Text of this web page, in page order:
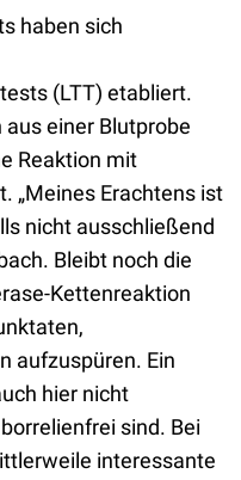
haben sich
(LTT) etabliert.
einer Blutprobe
Reaktion mit
„Meines Erachtens ist
nicht ausschließend
Bleibt noch die
Kettenreaktion
aufzuspüren. Ein
hier nicht
sind. Bei
interessante